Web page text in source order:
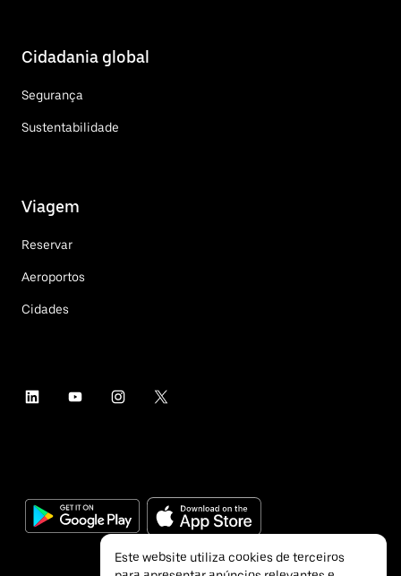
Cidadania global
Segurança
Sustentabilidade
Viagem
Reservar
Aeroportos
Cidades
Este website utiliza cookies de terceiros